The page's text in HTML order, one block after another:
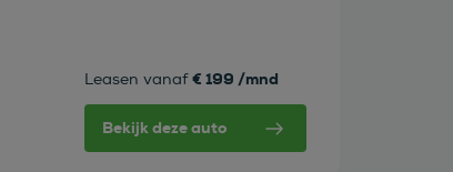
Leasen vanaf € 199 /mnd
Bekijk deze auto